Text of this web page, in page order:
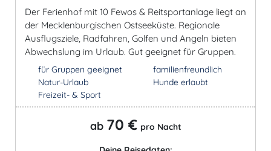
Der Ferienhof mit 10 Fewos & Reitsportanlage liegt an
der Mecklenburgischen Ostseeküste. Regionale
Ausflugsziele, Radfahren, Golfen und Angeln bieten
Abwechslung im Urlaub. Gut geeignet für Gruppen.
für Gruppen geeignet
Natur-Urlaub
Freizeit- & Sport
familienfreundlich
Hunde erlaubt
ab 70 € pro Nacht